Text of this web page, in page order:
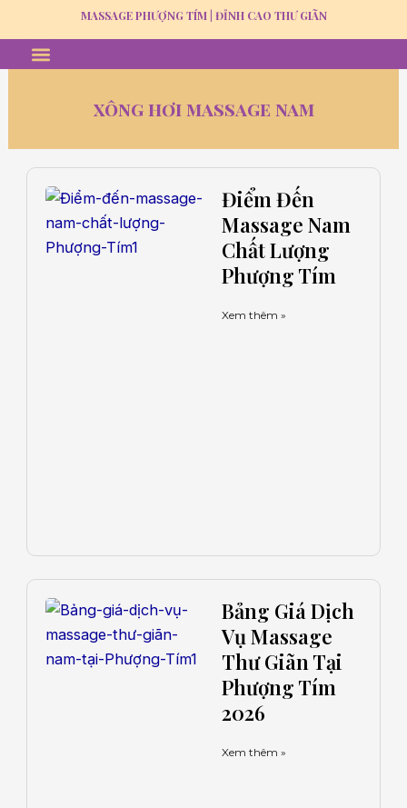
to
content
MASSAGE PHƯỢNG TÍM | ĐỈNH CAO THƯ GIÃN
Menu
xông hơi massage nam
Điểm Đến
Massage Nam
Chất Lượng
Phượng Tím
Xem thêm »
Bảng Giá Dịch
Vụ Massage
Thư Giãn Tại
Phượng Tím
2026
Xem thêm »